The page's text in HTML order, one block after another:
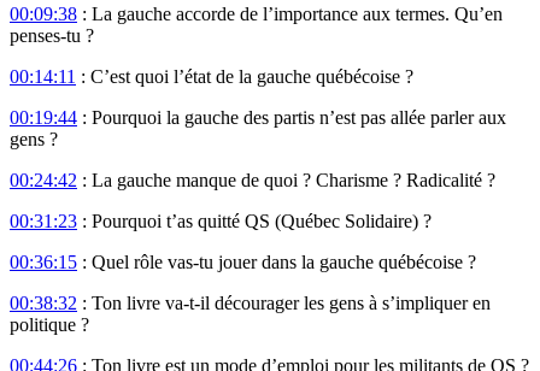
00:09:38 : La gauche accorde de l’importance aux termes. Qu’en
penses-tu ?
00:14:11 : C’est quoi l’état de la gauche québécoise ?
00:19:44 : Pourquoi la gauche des partis n’est pas allée parler aux
gens ?
00:24:42 : La gauche manque de quoi ? Charisme ? Radicalité ?
00:31:23 : Pourquoi t’as quitté QS (Québec Solidaire) ?
00:36:15 : Quel rôle vas-tu jouer dans la gauche québécoise ?
00:38:32 : Ton livre va-t-il décourager les gens à s’impliquer en
politique ?
00:44:26 : Ton livre est un mode d’emploi pour les militants de QS ?